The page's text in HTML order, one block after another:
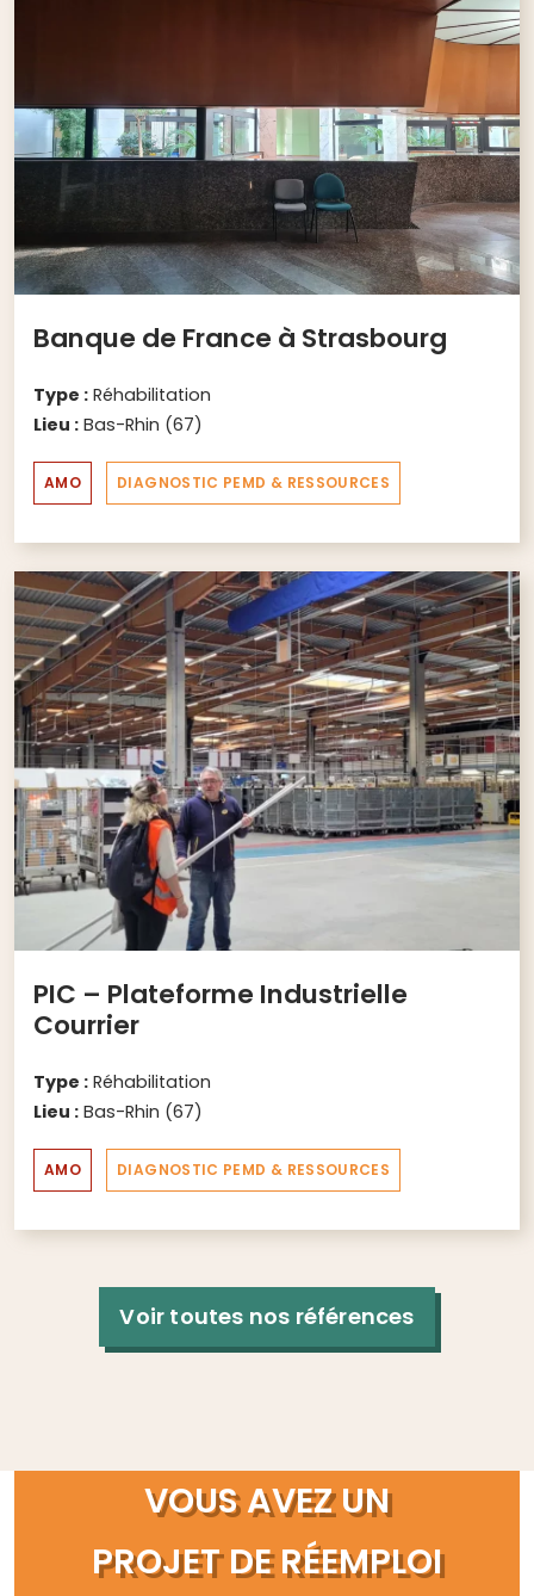
Banque de France à Strasbourg
Type : Réhabilitation
Lieu : Bas-Rhin (67)
AMO DIAGNOSTIC PEMD & RESSOURCES
PIC – Plateforme Industrielle
Courrier
Type : Réhabilitation
Lieu : Bas-Rhin (67)
AMO DIAGNOSTIC PEMD & RESSOURCES
Voir toutes nos références
VOUS AVEZ UN
PROJET DE RÉEMPLOI